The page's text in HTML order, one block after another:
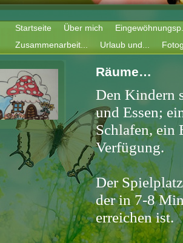
Startseite Über mich
Eingewöhnungsp.
Zusammenarbeit...
Urlaub und...
Räume…
Den Kindern
und Essen;
Schlafen, ein
Verfügung.
Der
der in 7-8
erreichen ist.